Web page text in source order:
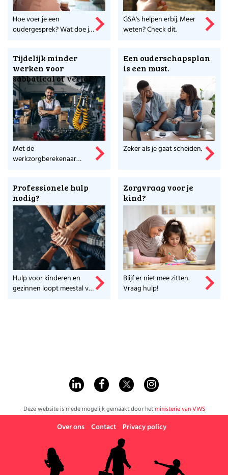
Hoe voer je een
oudergesprek? Wat doe je
een rij.
GSA's helpen erbij. Meer
weten? Check dit.
Tijdelijk minder
werken voor
sabbatical of verlof?
Met de
werkzorgberekenaar
Een ouderschapsplan
is een must.
Zeker als je gaat scheiden.
Professionele hulp
nodig?
Hulp voor kinderen en
gezinnen loopt meestal via
Zorgvraag voor je
kind?
Blijf er niet mee zitten.
Vraag hulp!
Deze website is mede mogelijk gemaakt door het ministerie van VWS
Over ons Contact Privacy policy